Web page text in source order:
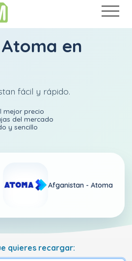
Atoma en
fácil y rápido.
mejor precio
del mercado
y sencillo
Afganistan - Atoma
quieres recargar: